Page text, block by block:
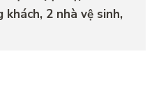
khách, 2 nhà vệ sinh,